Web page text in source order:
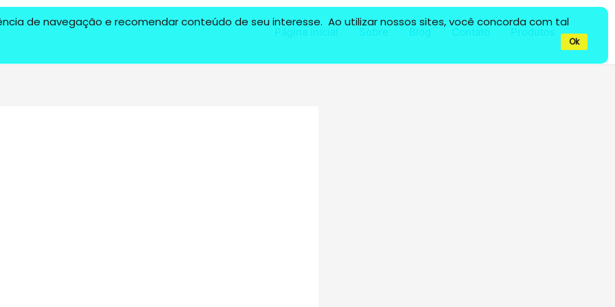
Página inicial Sobre Blog Contato Produtos
de navegação e recomendar conteúdo de seu interesse. Ao utilizar nossos sites, você concorda com tal
Ok